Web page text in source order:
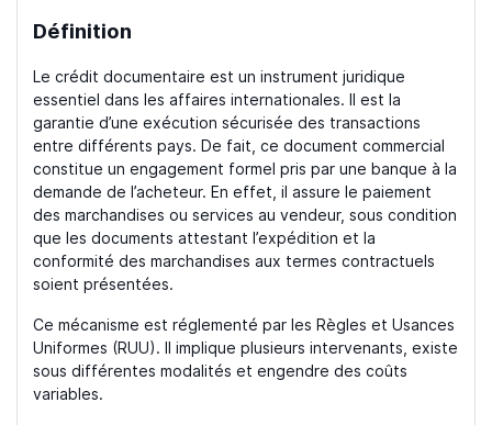
Définition
Le crédit documentaire est un instrument juridique
essentiel dans les affaires internationales. Il est la
garantie d’une exécution sécurisée des transactions
entre différents pays. De fait, ce document commercial
constitue un engagement formel pris par une banque à la
demande de l’acheteur. En effet, il assure le paiement
des marchandises ou services au vendeur, sous condition
que les documents attestant l’expédition et la
conformité des marchandises aux termes contractuels
soient présentées.
Ce mécanisme est réglementé par les Règles et Usances
Uniformes (RUU). Il implique plusieurs intervenants, existe
sous différentes modalités et engendre des coûts
variables.